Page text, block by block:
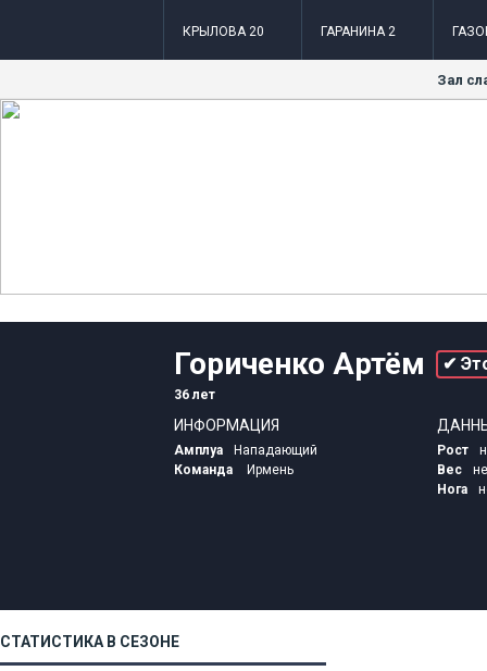
КРЫЛОВА 20 ГАРАНИНА 2
Зал
Гориченко Артём ✔
36 лет
ИНФОРМАЦИЯ
Амплуа
Нападающий
Команда
Ирмень
Рост
Вес
Нога
СТАТИСТИКА В СЕЗОНЕ